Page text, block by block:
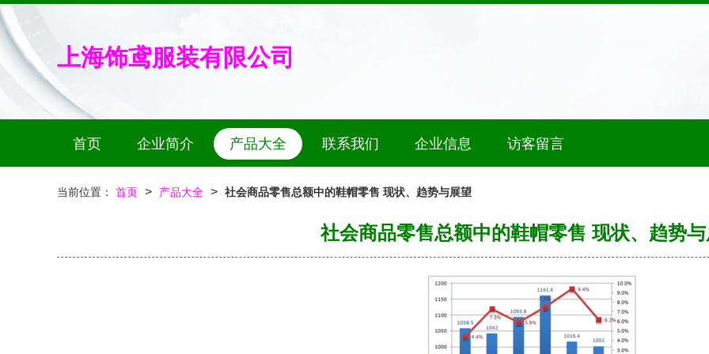
上海饰鸢服装有限公司
首页 企业简介 产品大全 联系我们 企业信息 访客留言
当前位置： 首页 > 产品大全 > 社会商品零售总额中的鞋帽零售 现状、趋势与展望
社会商品零售总额中的鞋帽零售 现状、趋势